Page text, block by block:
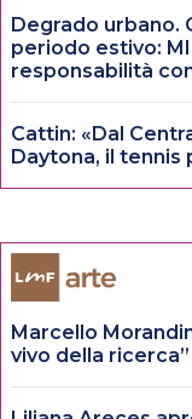
Degrado urbano.
periodo estivo:
responsabilità
Cattin: «Dal
Daytona, il tennis
Marcello
vivo della ricerca”